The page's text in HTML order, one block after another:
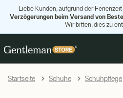
Liebe Kunden, aufgrund der
Verzögerungen beim Versand von
Wir bitten, dies zu
Startseite Schuhe Schuhpflege